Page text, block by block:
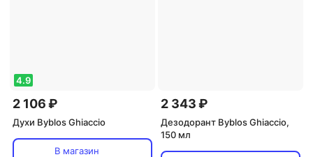
4.9
2 106 ₽
Духи Byblos Ghiaccio
В магазин
2 343 ₽
Дезодорант Byblos Ghiaccio,
150 мл